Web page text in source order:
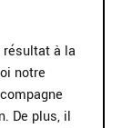
résultat à la
notre
De plus, il